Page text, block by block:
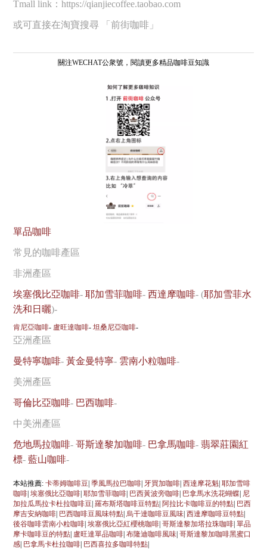
Tmall link：https://qianjiecoffee.taobao.com
或可直接在淘寶搜尋 「前街咖啡」
關注WECHAT公衆號，閱讀更多精品咖啡豆知識
單品咖啡
常見的咖啡產區
非洲產區
埃塞俄比亞咖啡-耶加雪菲咖啡-西達摩咖啡- (耶加雪菲水
洗和日曬)-
肯尼亞咖啡- 盧旺達咖啡-坦桑尼亞咖啡-
亞洲產區
曼特寧咖啡-黃金曼特寧- 雲南小粒咖啡-
美洲產區
哥倫比亞咖啡- 巴西咖啡-
中美洲產區
危地馬拉咖啡-哥斯達黎加咖啡- 巴拿馬咖啡-翡翠莊園紅
標-藍山咖啡-
本站推薦:卡蒂姆咖啡豆|季風馬拉巴咖啡| 牙買加咖啡|西達摩花魁|耶加雪啡
咖啡|埃塞俄比亞咖啡|耶加雪菲咖啡| 巴西黃波旁咖啡| 巴拿馬水洗花蝴蝶| 尼
加拉瓜馬拉卡杜拉咖啡豆|羅布斯塔咖啡豆特點|阿拉比卡咖啡豆的特點| 巴西
摩吉安納咖啡| 巴西咖啡豆風味特點| 烏干達咖啡豆風味|西達摩咖啡豆特點|
後谷咖啡雲南小粒咖啡|埃塞俄比亞紅櫻桃咖啡|哥斯達黎加塔拉珠咖啡|單品
摩卡咖啡豆的特點| 盧旺達單品咖啡|布隆迪咖啡風味|哥斯達黎加咖啡黑蜜口
感| 巴拿馬卡杜拉咖啡| 巴西喜拉多咖啡特點|